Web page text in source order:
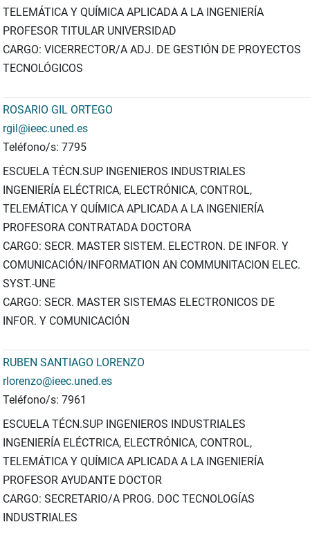
TELEMÁTICA Y QUÍMICA APLICADA A LA INGENIERÍA
PROFESOR TITULAR UNIVERSIDAD
CARGO: VICERRECTOR/A ADJ. DE GESTIÓN DE PROYECTOS
TECNOLÓGICOS
ROSARIO GIL ORTEGO
rgil@ieec.uned.es
Teléfono/s: 7795
ESCUELA TÉCN.SUP INGENIEROS INDUSTRIALES
INGENIERÍA ELÉCTRICA, ELECTRÓNICA, CONTROL,
TELEMÁTICA Y QUÍMICA APLICADA A LA INGENIERÍA
PROFESORA CONTRATADA DOCTORA
CARGO: SECR. MASTER SISTEM. ELECTRON. DE INFOR. Y
COMUNICACIÓN/INFORMATION AN COMMUNITACION ELEC.
SYST.-UNE
CARGO: SECR. MASTER SISTEMAS ELECTRONICOS DE
INFOR. Y COMUNICACIÓN
RUBEN SANTIAGO LORENZO
rlorenzo@ieec.uned.es
Teléfono/s: 7961
ESCUELA TÉCN.SUP INGENIEROS INDUSTRIALES
INGENIERÍA ELÉCTRICA, ELECTRÓNICA, CONTROL,
TELEMÁTICA Y QUÍMICA APLICADA A LA INGENIERÍA
PROFESOR AYUDANTE DOCTOR
CARGO: SECRETARIO/A PROG. DOC TECNOLOGÍAS
INDUSTRIALES